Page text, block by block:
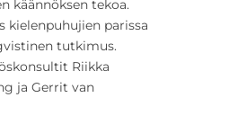
käännöksen tekoa.
kielenpuhujien parissa
tutkimus.
Riikka
ja Gerrit van